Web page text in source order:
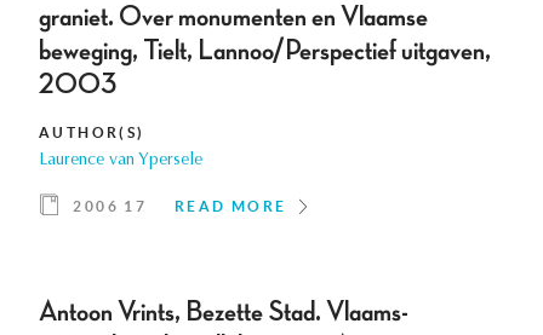
graniet. Over monumenten en Vlaamse
beweging, Tielt, Lannoo/Perspectief uitgaven,
2003
AUTHOR(S)
Laurence van Ypersele
2006 17 READ MORE
Antoon Vrints, Bezette Stad. Vlaams-